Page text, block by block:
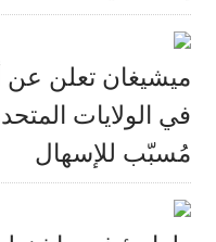
ميشيغان تعلن عن
في الولايات
مُسبّب للإسهال